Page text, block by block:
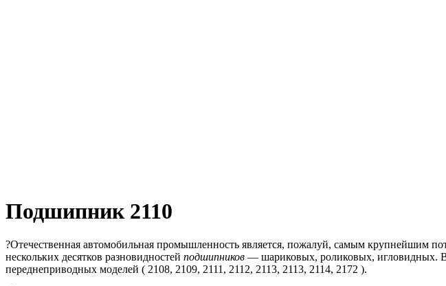
Подшипник 2110
?Отечественная автомобильная промышленность является, пожалуй, самым крупнейшим
нескольких десятков разновидностей подшипников — шариковых, роликовых, игловидных.
переднеприводных моделей ( 2108, 2109, 2111, 2112, 2113, 2113, 2114, 2172 ).